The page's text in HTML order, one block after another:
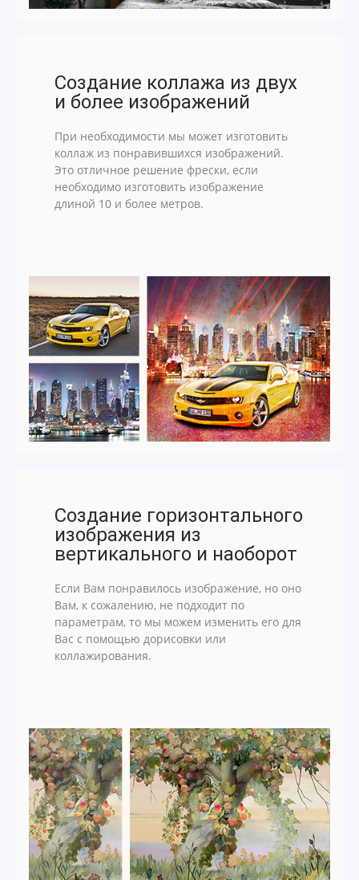
Создание коллажа из двух
и более изображений
При необходимости мы может изготовить
коллаж из понравившихся изображений.
Это отличное решение фрески, если
необходимо изготовить изображение
длиной 10 и более метров.
Создание горизонтального
изображения из
вертикального и наоборот
Если Вам понравилось изображение, но оно
Вам, к сожалению, не подходит по
параметрам, то мы можем изменить его для
Вас с помощью дорисовки или
коллажирования.